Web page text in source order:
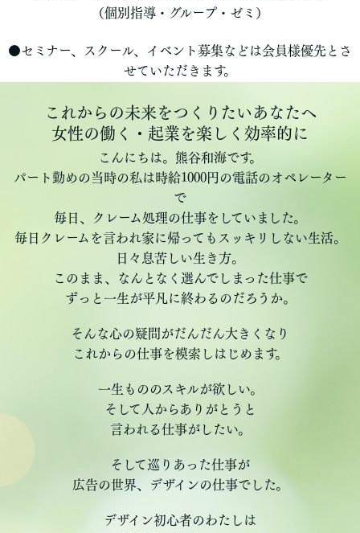
（個別指導・グループ・ゼミ）
●セミナー、スクール、イベント募集などは会員様優先とさ
せていただきます。
これからの未来をつくりたいあなたへ
女性の働く・起業を楽しく効率的に
こんにちは。熊谷和海です。
パート勤めの当時の私は時給1000円の電話のオペレーター
で
毎日、クレーム処理の仕事をしていました。
毎日クレームを言われ家に帰ってもスッキリしない生活。
日々息苦しい生き方。
このまま、なんとなく選んでしまった仕事で
ずっと一生が平凡に終わるのだろうか。
そんな心の疑問がだんだん大きくなり
これからの仕事を模索しはじめます。
一生もののスキルが欲しい。
そして人からありがとうと
言われる仕事がしたい。
そして巡りあった仕事が
広告の世界、デザインの仕事でした。
デザイン初心者のわたしは